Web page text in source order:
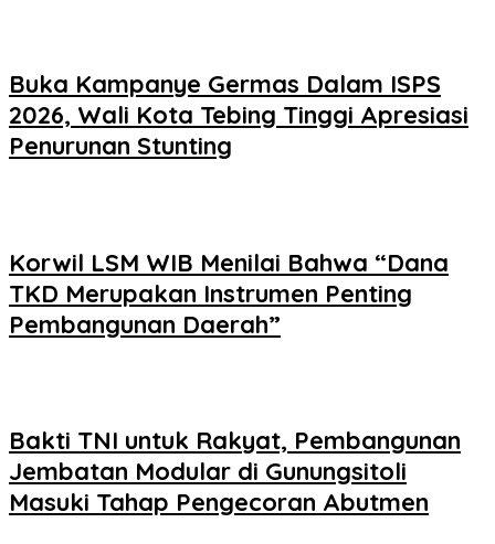
Buka Kampanye Germas Dalam ISPS
2026, Wali Kota Tebing Tinggi Apresiasi
Penurunan Stunting
Korwil LSM WIB Menilai Bahwa “Dana
TKD Merupakan Instrumen Penting
Pembangunan Daerah”
Bakti TNI untuk Rakyat, Pembangunan
Jembatan Modular di Gunungsitoli
Masuki Tahap Pengecoran Abutmen